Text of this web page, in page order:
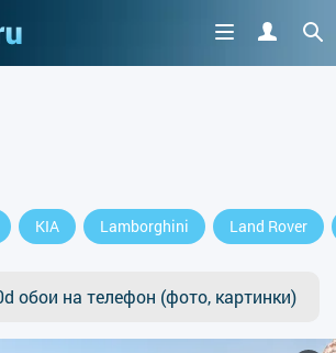
KIA Lamborghini Land Rover
обои на телефон (фото, картинки)